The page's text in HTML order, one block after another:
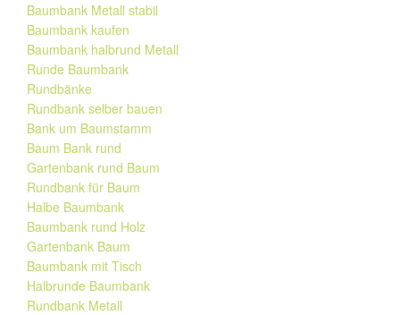
Baumbank Metall stabil
Baumbank kaufen
Baumbank halbrund Metall
Runde Baumbank
Rundbänke
Rundbank selber bauen
Bank um Baumstamm
Baum Bank rund
Gartenbank rund Baum
Rundbank für Baum
Halbe Baumbank
Baumbank rund Holz
Gartenbank Baum
Baumbank mit Tisch
Halbrunde Baumbank
Rundbank Metall